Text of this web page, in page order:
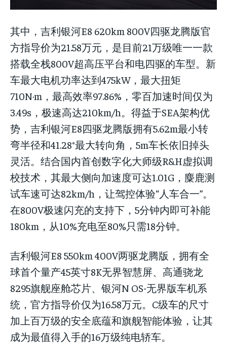
其中，吉利银河E8 620km 800V四驱龙腾版官
方指导价为21.58万元，是目前21万级唯一一款
搭载全栈800V超高压平台和电四驱的车型。新
车最大电机功率达到475kW，最大扭矩
710N·m，最高效率97.86%，零百加速时间仅为
3.49s，极速高达210km/h。得益于SEA架构优
势，吉利银河E8四驱龙腾版拥有5.62m最小转
弯半径和41.28°最大转向角，5m车长依旧掉头
灵活。结合国内首创数字化大师级R&H虚拟调
校技术，其最大侧向加速度可达1.01G，麋鹿测
试车速可达82km/h，让驾控体验“人车合一”。
在800V极速闪充的支持下，5分钟内即可补能
180km，从10%充电至80%只需18分钟。
吉利银河E8 550km 400V两驱龙腾版，拥有全
球首个量产45英寸8K无界智慧屏、高通骁龙
8295旗舰座舱芯片、银河N OS-无界版车机系
统，官方指导价仅为16.58万元。C级车的尺寸
加上百万级的安全底蕴和旗舰智能体验，让其
成为最值得入手的16万级纯电轿车。